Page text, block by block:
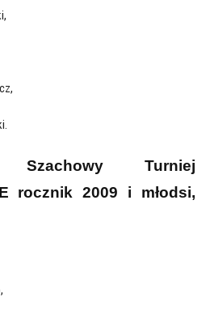
Turniej
rocznik 2009 i młodsi,